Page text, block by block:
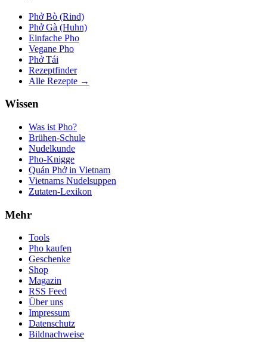
Phở Bò (Rind)
Phở Gà (Huhn)
Einfache Pho
Vegane Pho
Phở Tái
Rezeptfinder
Alle Rezepte →
Wissen
Was ist Pho?
Brühen-Schule
Nudelkunde
Pho-Knigge
Quán Phở in Vietnam
Vietnams Nudelsuppen
Zutaten-Lexikon
Mehr
Tools
Pho kaufen
Geschenke
Shop
Magazin
RSS Feed
Über uns
Impressum
Datenschutz
Bildnachweise